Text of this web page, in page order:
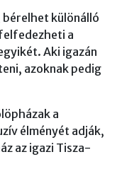
különálló
a
Aki igazán
azoknak pedig
a
élményét adják,
az igazi Tisza-